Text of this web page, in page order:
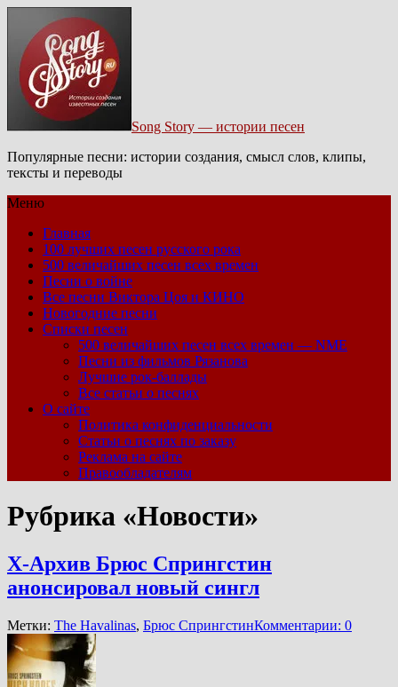
Song Story — истории песен
Популярные песни: истории создания, смысл слов, клипы,
тексты и переводы
Меню
Главная
100 лучших песен русского рока
500 величайших песен всех времен
Песни о войне
Все песни Виктора Цоя и КИНО
Новогодние песни
Списки песен
500 величайших песен всех времен — NME
Песни из фильмов Рязанова
Лучшие рок-баллады
Все статьи о песнях
О сайте
Политика конфиденциальности
Статьи о песнях по заказу
Реклама на сайте
Правообладателям
Рубрика «Новости»
Х-Архив Брюс Спрингстин
анонсировал новый сингл
Метки: The Havalinas, Брюс СпрингстинКомментарии: 0